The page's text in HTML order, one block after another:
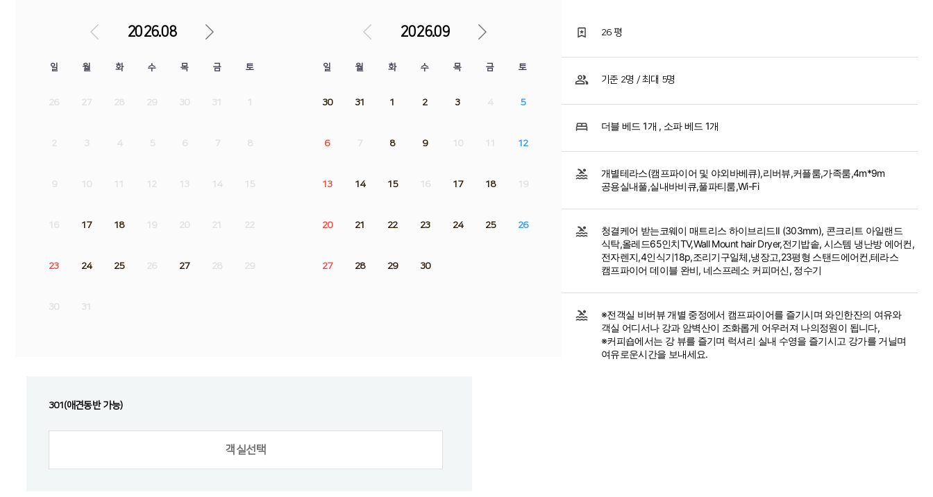
2026.08
일 월 화 수 목 금 토
26 27 28 29 30 31 1
2 3 4 5 6 7 8
9 10 11 12 13 14 15
16 17 18 19 20 21 22
23 24 25 26 27 28 29
30 31
2026.09
일 월 화 수 목 금 토
30 31 1 2 3 4 5
6 7 8 9 10 11 12
13 14 15 16 17 18 19
20 21 22 23 24 25 26
27 28 29 30
26 평
기준 2명 / 최대 5명
더블 베드 1개 , 소파 베드 1개
개별테라스(캠프파이어 및 야외바베큐),리버뷰,커플룸,가족룸,4m*9m
공용실내풀,실내바비큐,풀파티룸,Wi-Fi
청결케어 받는코웨이 매트리스 하이브리드II (303mm), 콘크리트 아일랜드
식탁,올레드65인치TV,Wall Mount hair Dryer,전기밥솥, 시스템 냉난방 에어컨,
전자렌지,4인식기18p,조리기구일체,냉장고,23평형 스탠드에어컨,테라스
캠프파이어 데이블 완비, 네스프레소 커피머신, 정수기
※전객실 비버뷰 개별 중정에서 캠프파이어를 즐기시며 와인한잔의 여유와
객실 어디서나 강과 암벽산이 조화롭게 어우러져 나의정원이 됩니다,
※커피숍에서는 강 뷰를 즐기며 럭셔리 실내 수영을 즐기시고 강가를 거닐며
여유로운시간을 보내세요.
301(애견동반 가능)
객실선택